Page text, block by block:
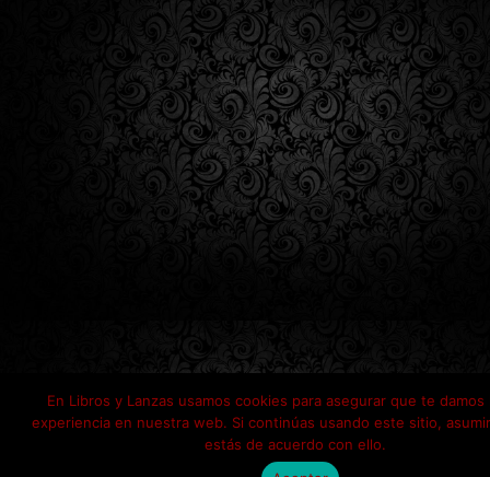
En Libros y Lanzas usamos cookies para asegurar que te damos
experiencia en nuestra web. Si continúas usando este sitio,
estás de acuerdo con ello.